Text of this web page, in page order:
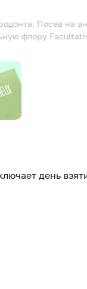
Посев на
флору
день